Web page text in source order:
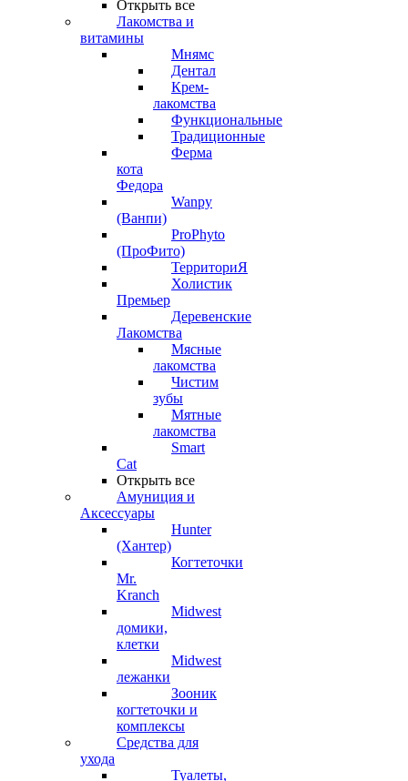
Открыть все
Лакомства и
витамины
Мнямс
Дентал
Крем-
лакомства
Функциональные
Традиционные
Ферма
кота
Федора
Wanpy
(Ванпи)
ProPhyto
(ПроФито)
ТерриториЯ
Холистик
Премьер
Деревенские
Лакомства
Мясные
лакомства
Чистим
зубы
Мятные
лакомства
Smart
Cat
Открыть все
Амуниция и
Аксессуары
Hunter
(Хантер)
Когтеточки
Mr.
Kranch
Midwest
домики,
клетки
Midwest
лежанки
Зооник
когтеточки и
комплексы
Средства для
ухода
Туалеты,